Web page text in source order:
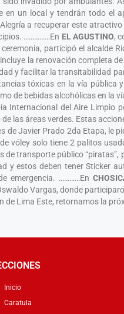
en un local y tendrán todo
a recuperar este
……………En EL AGUSTINO,
participó el alcalde
la renovación completa
y facilitar la transitabilidad
tóxicas en la vía
de bebidas alcohólicas en
Internacional del Aire Limpio
las áreas verdes. Estas
de Javier Prado 2da Etapa, le
vóley solo tiene 2 palitos
transporte público
estos deben tener Sticker
emergencia. …………En
Vargas, donde
Lima Este, retornamos la
Inicio
Caratula